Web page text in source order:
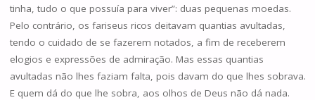
tinha, tudo o que possuía para viver”: duas pequenas moedas.
Pelo contrário, os fariseus ricos deitavam quantias avultadas,
tendo o cuidado de se fazerem notados, a fim de receberem
elogios e expressões de admiração. Mas essas quantias
avultadas não lhes faziam falta, pois davam do que lhes sobrava.
E quem dá do que lhe sobra, aos olhos de Deus não dá nada.